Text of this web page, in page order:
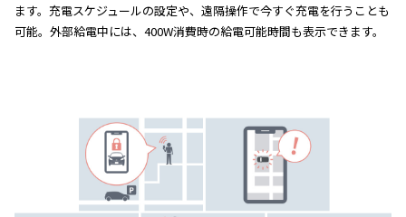
ます。充電スケジュールの設定や、遠隔操作で今すぐ充電を行うことも
可能。外部給電中には、400W消費時の給電可能時間も表示できます。